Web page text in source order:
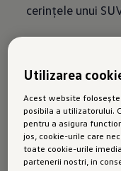
cerințele unui
Utilizarea
Acest website
posibila a utilizatorului.
pentru a asigura
jos, cookie-urile care
toate cookie-urile
partenerii nostri, in